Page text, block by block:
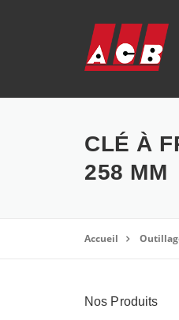
CLÉ À
258 MM
Accueil
Nos Produits